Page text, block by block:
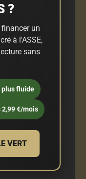
?
un
à l'ASSE,
sans
plus fluide
2,99 €/mois
VERT